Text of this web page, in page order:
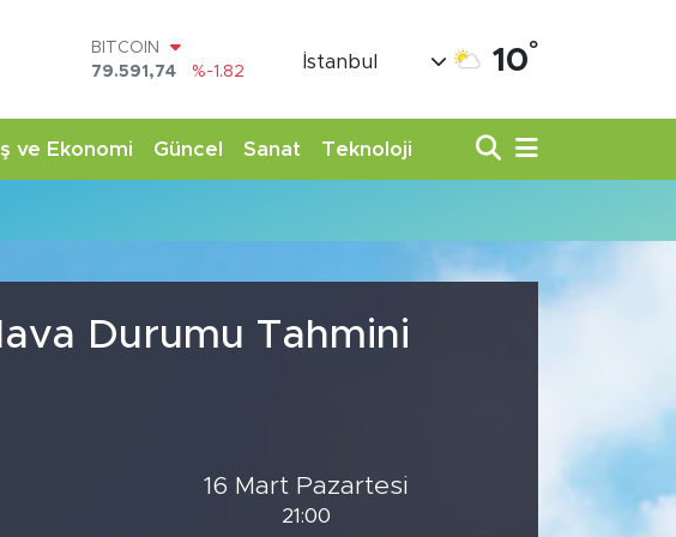
BITCOIN
79.591,74
%-1.82
45,43620
%0.02
EURO
BİST100
İstanbul 10°
İş ve Ekonomi Güncel Sanat Teknoloji
Durumu Tahmini
16 Mart Pazartesi
21:00